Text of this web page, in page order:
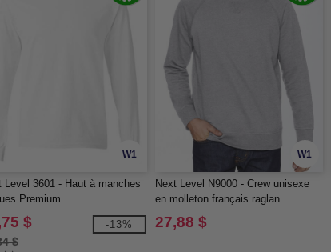
W1
Level 3601 - Haut à manches
Premium
$
$
-13%
W1
Next Level N9000 - Crew unisexe
en molleton français raglan
27,88 $